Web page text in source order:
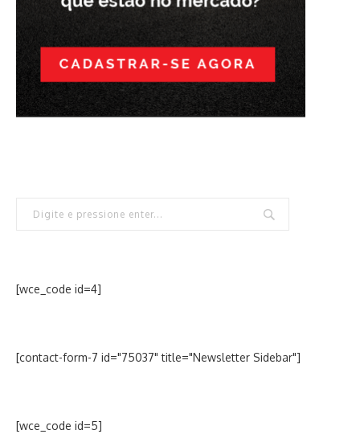
[wce_code id=4]
[contact-form-7 id="75037" title="Newsletter Sidebar"]
[wce_code id=5]